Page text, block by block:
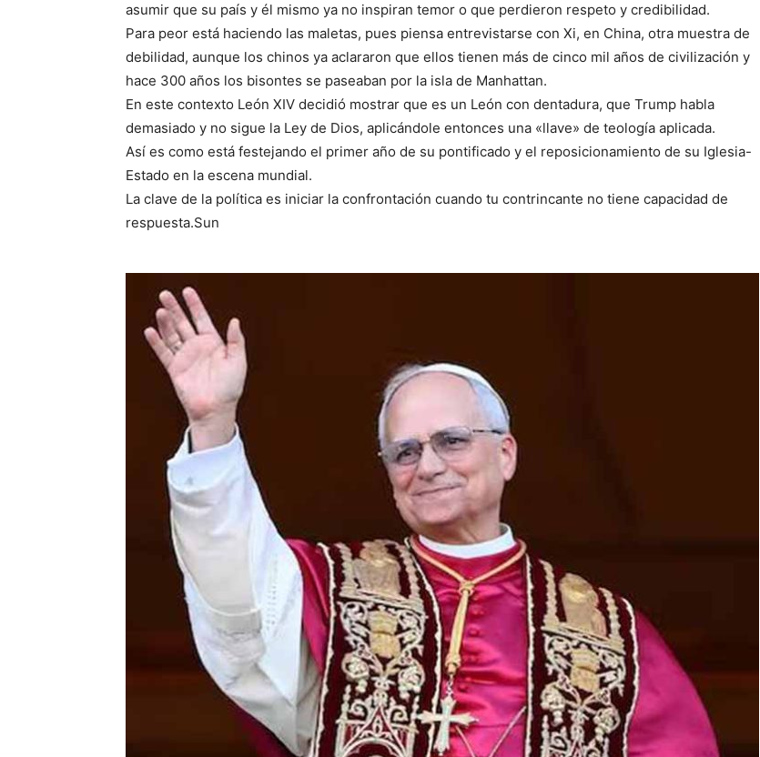
asumir que su país y él mismo ya no inspiran temor o que perdieron respeto y credibilidad.
Para peor está haciendo las maletas, pues piensa entrevistarse con Xi, en China, otra muestra de
debilidad, aunque los chinos ya aclararon que ellos tienen más de cinco mil años de civilización y
hace 300 años los bisontes se paseaban por la isla de Manhattan.
En este contexto León XIV decidió mostrar que es un León con dentadura, que Trump habla
demasiado y no sigue la Ley de Dios, aplicándole entonces una «llave» de teología aplicada.
Así es como está festejando el primer año de su pontificado y el reposicionamiento de su Iglesia-
Estado en la escena mundial.
La clave de la política es iniciar la confrontación cuando tu contrincante no tiene capacidad de
respuesta.Sun